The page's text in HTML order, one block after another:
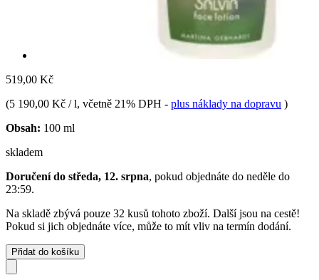
519,00 Kč
(5 190,00 Kč / l, včetně 21% DPH - plus náklady na dopravu )
Obsah: 100 ml
skladem
Doručení do středa, 12. srpna, pokud objednáte do neděle do
23:59.
Na skladě zbývá pouze 32 kusů tohoto zboží. Další jsou na cestě!
Pokud si jich objednáte více, může to mít vliv na termín dodání.
Přidat do košíku